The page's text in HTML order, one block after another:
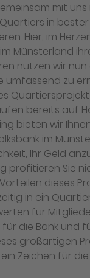
mit uns
in bester
Hier, im
Münsterland
nutzen wir nun
umfassend zu
bereits auf
bieten wir
im
Ihr Geld
profitieren Sie
dieses
in ein
für
die Bank und
großartigen
Zeichen für